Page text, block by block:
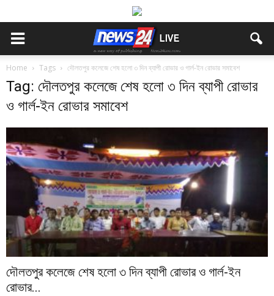
Home Tags দৌলতপুর কলেজে শেষ হলো ৩ দিন ব্যাপী রোভার ও গার্ল-ইন রোভার সমাবেশ
Tag: দৌলতপুর কলেজে শেষ হলো ৩ দিন ব্যাপী রোভার
ও গার্ল-ইন রোভার সমাবেশ
দৌলতপুর কলেজে শেষ হলো ৩ দিন ব্যাপী রোভার ও গার্ল-ইন
রোভার...